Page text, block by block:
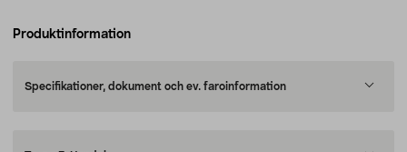
Produktinformation
Specifikationer, dokument och ev. faroinformation